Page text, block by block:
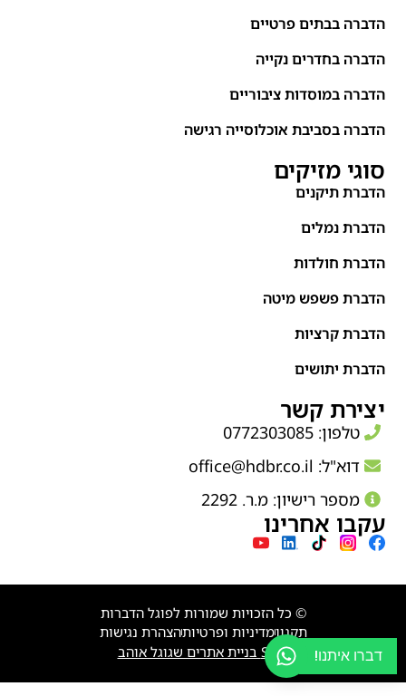
הדברה בבתים פרטיים
הדברה בחדרים נקייה
הדברה במוסדות ציבוריים
הדברה בסביבת אוכלוסייה רגישה
סוגי מזיקים
הדברת תיקנים
הדברת נמלים
הדברת חולדות
הדברת פשפש מיטה
הדברת קרציות
הדברת יתושים
יצירת קשר
טלפון: 0772303085
דוא"ל: office@hdbr.co.il
מספר רישיון: מ.ר. 2292
עקבו אחרינו
© כל הזכויות שמורות לפוגל הדברות
תקנוןמדיניות ופרטיותהצהרת נגישות
SGO בניית אתרים שגוגל אוהב
דברו איתנו!